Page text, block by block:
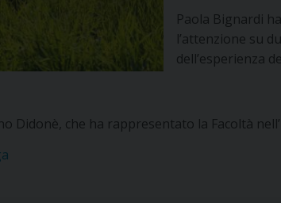
Paola Bignardi
l’attenzione su
dell’esperienza
Didonè, che ha rappresentato la Facoltà